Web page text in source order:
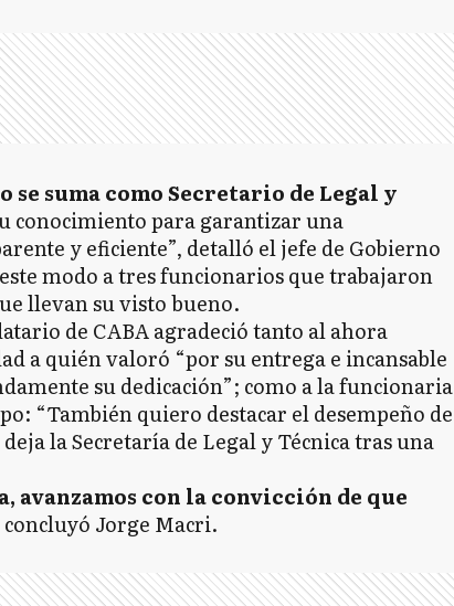
se suma como Secretario de Legal y
conocimiento para garantizar una
y eficiente”, detalló el jefe de Gobierno
modo a tres funcionarios que trabajaron
llevan su visto bueno.
de CABA agradeció tanto al ahora
a quién valoró “por su entrega e incansable
su dedicación”; como a la funcionaria
“También quiero destacar el desempeño de
la Secretaría de Legal y Técnica tras una
avanzamos con la convicción de que
concluyó Jorge Macri.